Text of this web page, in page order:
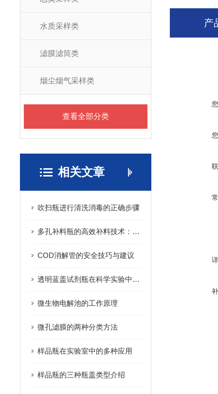
水质采样类
滤膜滤筒类
烟尘烟气采样类
查看全部分类
相关文章
吹扫瓶进行清洗消毒的正确步骤
多孔补料瓶的高效补料技术：提升生产效率与质量
COD消解管的安全技巧与建议
透明蓝盖试剂瓶在科学实验中的储存应用
微生物电解池的工作原理
微孔滤膜的两种分类方法
样品瓶在实验室中的多种应用
样品瓶的三种瓶盖类型介绍
产